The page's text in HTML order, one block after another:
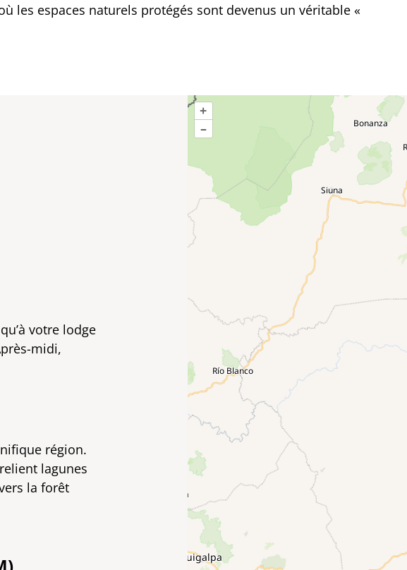
les espaces naturels protégés sont devenus un véritable «
+
–
votre lodge
midi,
région.
lagunes
la forêt